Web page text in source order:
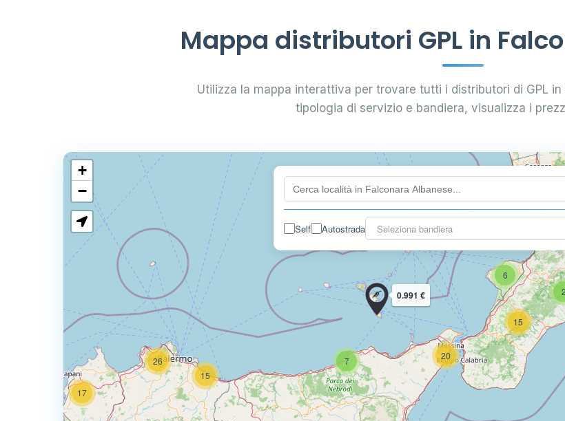
Mappa distributori GPL in
Utilizza la mappa interattiva per trovare tutti i distributori di GPL
tipologia di servizio e bandiera, visualizza i
Self Autostrada Seleziona bandiera
7 20
17
15
26
6
2
15
4
0.991 €
+
−